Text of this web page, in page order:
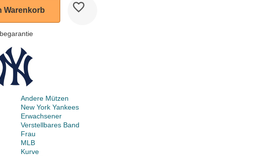
Warenkorb
Andere Mützen
New York Yankees
Erwachsener
Verstellbares Band
Frau
MLB
Kurve